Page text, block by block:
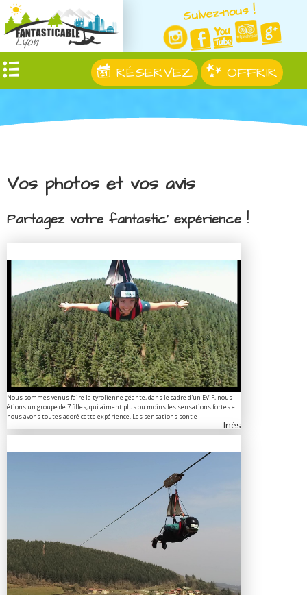
Suivez-nous !
RÉSERVEZ OFFRIR
Vos photos et vos avis
Partagez votre fantastic' expérience !
Nous sommes venus faire la tyrolienne géante, dans le cadre d'un EVJF, nous
étions un groupe de 7 filles, qui aiment plus ou moins les sensations fortes et
nous avons toutes adoré cette expérience. Les sensations sont e
Inès